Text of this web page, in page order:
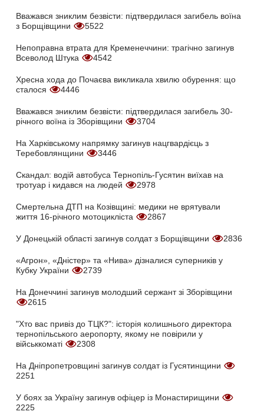
Вважався зниклим безвісти: підтвердилася загибель воїна
з Борщівщини
5522
Непоправна втрата для Кременеччини: трагічно загинув
Всеволод Штука
4542
Хресна хода до Почаєва викликала хвилю обурення: що
сталося
4446
Вважався зниклим безвісти: підтвердилася загибель 30-
річного воїна із Зборівщини
3704
На Харківському напрямку загинув нацгвардієць з
Теребовлянщини
3446
Скандал: водій автобуса Тернопіль-Гусятин виїхав на
тротуар і кидався на людей
2978
Смертельна ДТП на Козівщині: медики не врятували
життя 16-річного мотоцикліста
2867
У Донецькій області загинув солдат з Борщівщини 2836
«Агрон», «Дністер» та «Нива» дізналися суперників у
Кубку України
2739
На Донеччині загинув молодший сержант зі Зборівщини
2615
"Хто вас привіз до ТЦК?": історія колишнього директора
тернопільського аеропорту, якому не повірили у
військкоматі
2308
На Дніпропетровщині загинув солдат із Гусятинщини
2251
У боях за Україну загинув офіцер із Монастирищини
2225